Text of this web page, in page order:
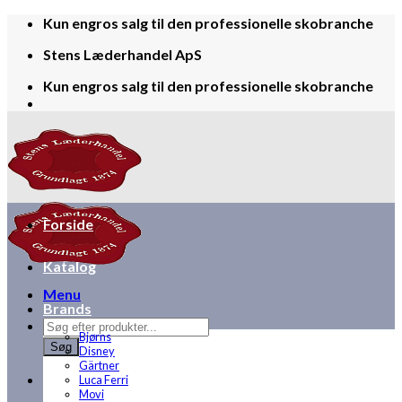
Skip
content
Kun engros salg til den professionelle skobranche
Stens Læderhandel ApS
Kun engros salg til den professionelle skobranche
Menu
Products
search
Søg
Forside
Katalog
Brands
Bjørns
Disney
Gärtner
Luca Ferri
Movi